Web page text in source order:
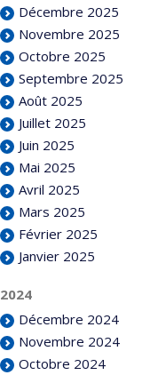
Décembre 2025
Novembre 2025
Octobre 2025
Septembre 2025
Août 2025
Juillet 2025
Juin 2025
Mai 2025
Avril 2025
Mars 2025
Février 2025
Janvier 2025
2024
Décembre 2024
Novembre 2024
Octobre 2024